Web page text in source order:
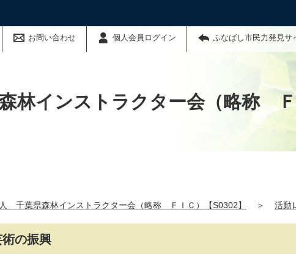
お問い合わせ 個人会員ログイン ふなばし市民力発見サ
林インストラクター会（略称
千葉県森林インストラクター会（略称 ＦＩＣ）【S0302】 ＞ 活動
の振興